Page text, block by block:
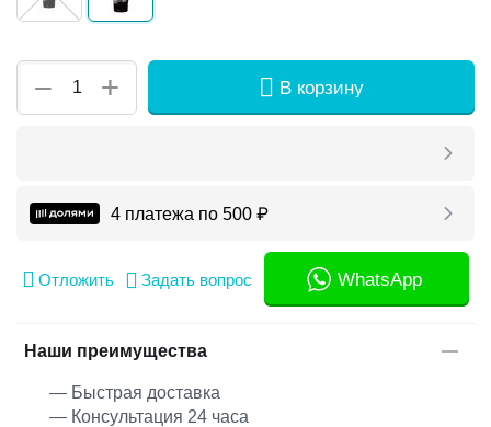
+
− В корзину
4 платежа по 500 ₽
Отложить Задать вопрос WhatsApp
Наши преимущества
— Быстрая доставка
— Консультация 24 часа